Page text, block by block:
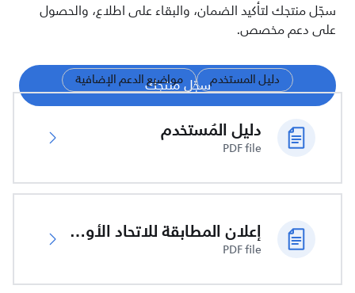
سجّل منتجك لتأكيد الضمان، والبقاء على اطلاع، والحصول
على دعم مخصص.
سجّل منتجكدليل المستخدم مواضيع الدعم الإضافية
دليل المُستخدم
PDF file
إعلان المطابقة للاتحاد الأوروبي
PDF file